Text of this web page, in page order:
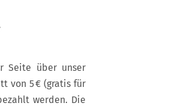
Seite über unser
von 5 € (gratis für
werden. Die